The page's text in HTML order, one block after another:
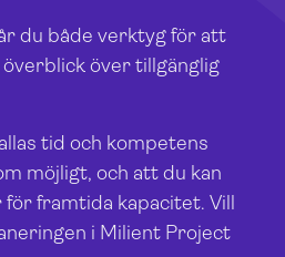
du både verktyg för att
över tillgänglig
tid och kompetens
möjligt, och att du kan
för framtida kapacitet. Vill
i Milient Project